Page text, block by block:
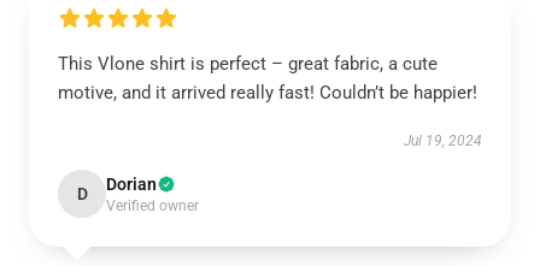
This Vlone shirt is perfect – great fabric, a cute
motive, and it arrived really fast! Couldn’t be happier!
Jul 19, 2024
D Dorian
Verified owner